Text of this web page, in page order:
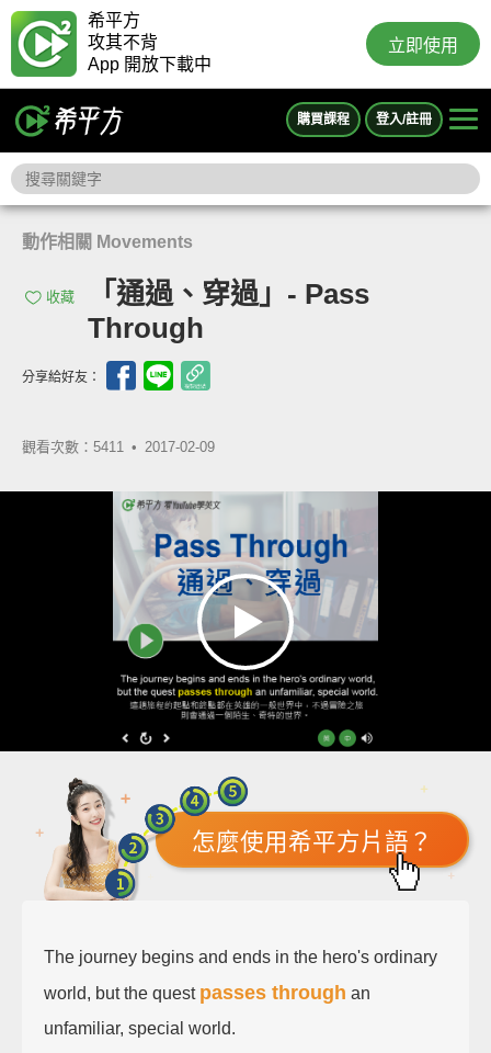
希平方
攻其不背
App 開放下載中
立即使用
購買課程 登入/註冊
動作相關 Movements
收藏
「通過、穿過」- Pass
Through
分享給好友：
觀看次數：5411 • 2017-02-09
怎麼使用希平方片語？
The journey begins and ends in the hero's ordinary
world, but the quest passes through an
unfamiliar, special world.